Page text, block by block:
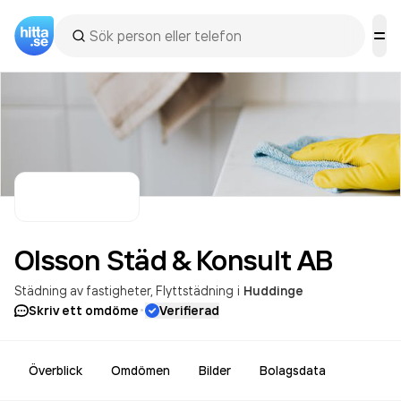
Olsson Städ & KonsultAB
Städning av fastigheter Flyttstädning i Huddinge
Skriv ett omdöme· Verifierad
Överblick Omdömen Bilder Bolagsdata